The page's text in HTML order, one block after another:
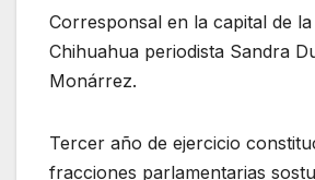
Corresponsal en la capital de la
Chihuahua periodista Sandra
Monárrez.
Tercer año de ejercicio
fracciones parlamentarias